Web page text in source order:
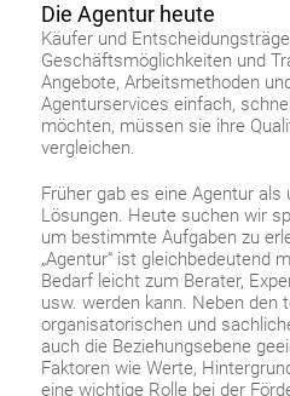
Die Agentur heute
Käufer und
Geschäftsmöglichkeiten und
Angebote, Arbeitsmethoden
Agenturservices einfach,
möchten, müssen sie ihre
vergleichen.
Früher gab es eine Agentur
Lösungen. Heute suchen wir
um bestimmte Aufgaben zu
„Agentur“ ist gleichbedeutend
Bedarf leicht zum Berater,
usw. werden kann. Neben den
organisatorischen und
auch die Beziehungsebene
Faktoren wie Werte,
eine wichtige Rolle bei der